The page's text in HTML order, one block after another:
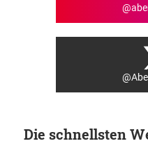
Die schnellsten